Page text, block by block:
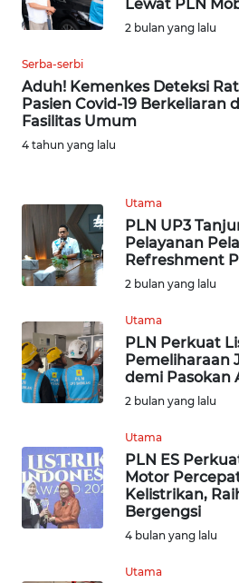
Lewat PLN
2 bulan yang lalu
Serba-serbi
Aduh! Kemenkes Deteksi
Pasien Covid-19 Berkeliaran
Fasilitas Umum
4 tahun yang lalu
Utama
PLN UP3
Pelayanan
Refreshment
2 bulan yang lalu
Utama
PLN Perkuat
Pemeliharaan
demi Pasokan
2 bulan yang lalu
Utama
PLN ES
Motor
Kelistrikan,
Bergengsi
4 bulan yang lalu
Utama
BALI
KALBAR
WN
KALTENG
KALTARA
WN
KALSEL
WN
KALTIM
WN
SULSEL
WN
GORONTALO
WN